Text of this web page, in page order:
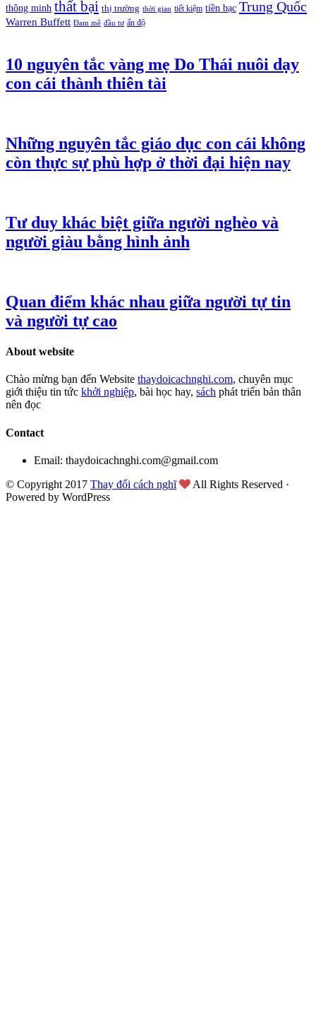
thông minh thất bại thị trường thời gian tiết kiệm tiền bạc Trung Quốc
Warren Buffett Đam mê đầu tư ấn độ
10 nguyên tắc vàng mẹ Do Thái nuôi dạy
con cái thành thiên tài
Những nguyên tắc giáo dục con cái không
còn thực sự phù hợp ở thời đại hiện nay
Tư duy khác biệt giữa người nghèo và
người giàu bằng hình ảnh
Quan điểm khác nhau giữa người tự tin
và người tự cao
About website
Chào mừng bạn đến Website thaydoicachnghi.com, chuyên mục
giới thiệu tin tức khởi nghiệp, bài học hay, sách phát triển bản thân
nên đọc
Contact
Email: thaydoicachnghi.com@gmail.com
© Copyright 2017 Thay đổi cách nghĩ
All Rights Reserved ·
Powered by WordPress